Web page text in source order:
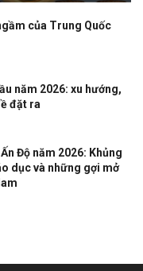
của Trung Quốc
năm 2026: xu hướng,
đặt ra
Độ năm 2026: Khủng
dục và những gợi mở